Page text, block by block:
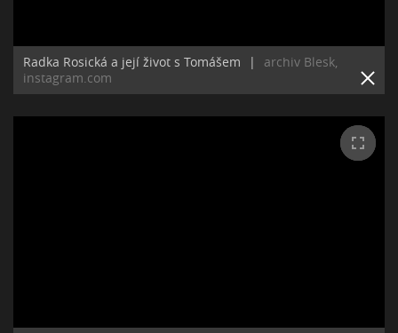
Radka Rosická a její život s Tomášem |
archiv Blesk,
instagram.com